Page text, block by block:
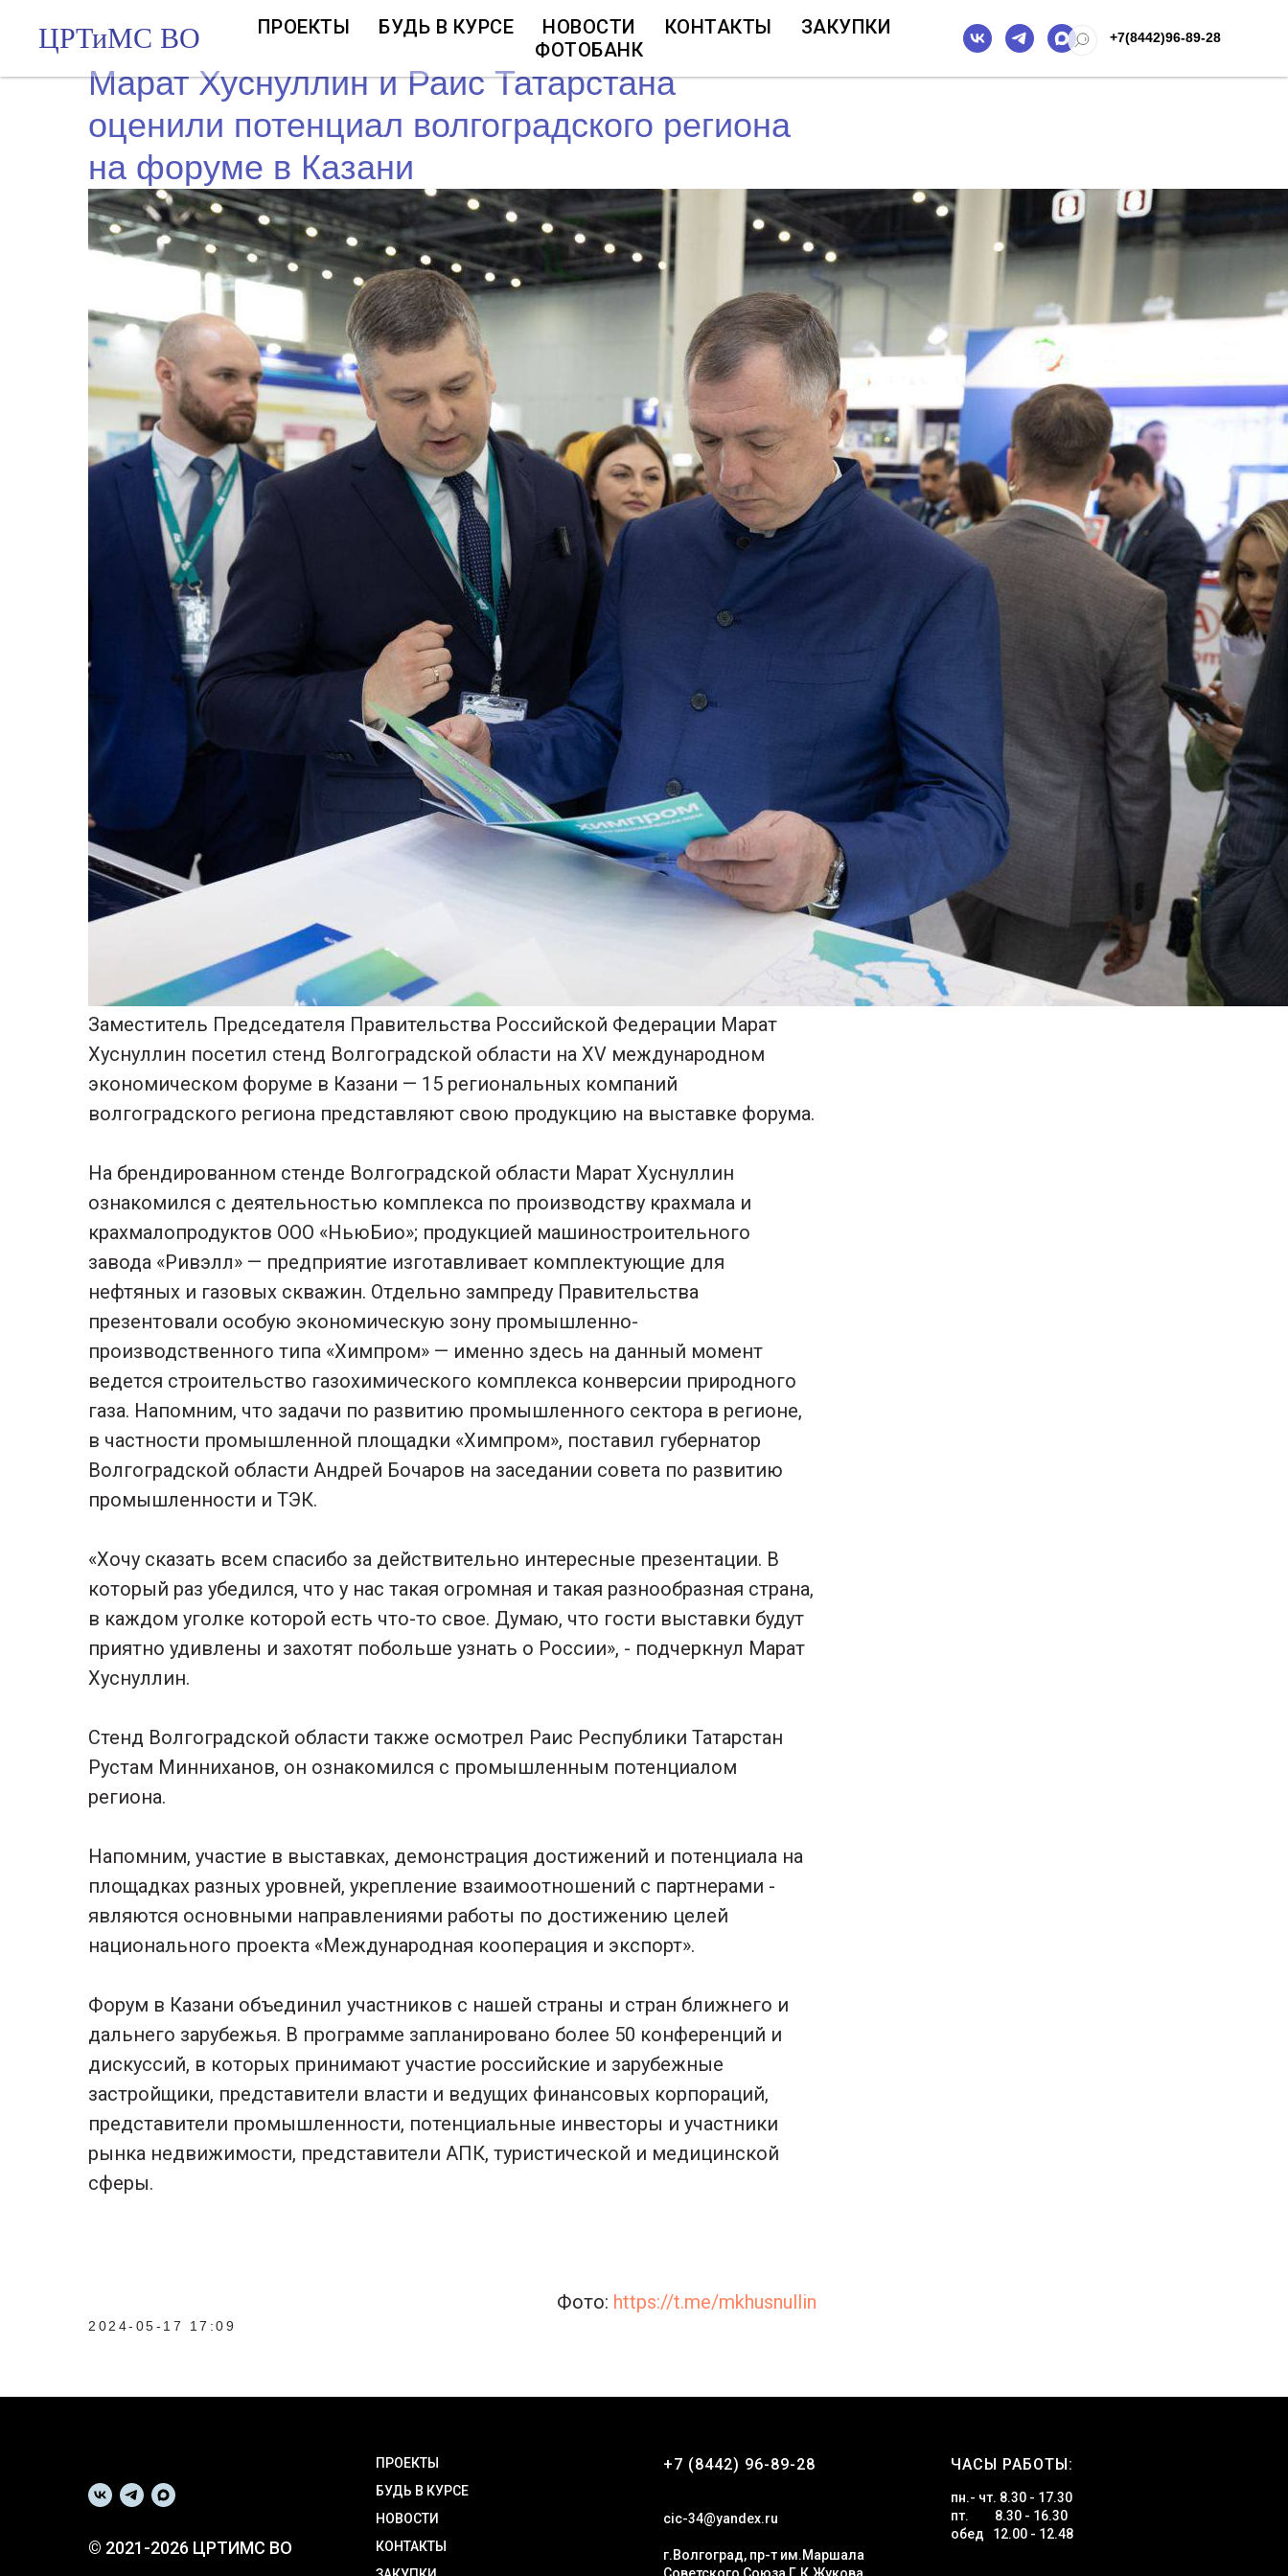
ЦРТиМС ВО ПРОЕКТЫ БУДЬ В КУРСЕ НОВОСТИ КОНТАКТЫ
ЗАКУПКИ
ФОТОБАНК
+7(8442)96-89-28
Марат Хуснуллин и Раис Татарстана
оценили потенциал волгоградского региона
на форуме в Казани
Заместитель Председателя Правительства Российской Федерации Марат
Хуснуллин посетил стенд Волгоградской области на XV международном
экономическом форуме в Казани — 15 региональных компаний
волгоградского региона представляют свою продукцию на выставке форума.
На брендированном стенде Волгоградской области Марат Хуснуллин
ознакомился с деятельностью комплекса по производству крахмала и
крахмалопродуктов ООО «НьюБио»; продукцией машиностроительного
завода «Ривэлл» — предприятие изготавливает комплектующие для
нефтяных и газовых скважин. Отдельно зампреду Правительства
презентовали особую экономическую зону промышленно-
производственного типа «Химпром» — именно здесь на данный момент
ведется строительство газохимического комплекса конверсии природного
газа. Напомним, что задачи по развитию промышленного сектора в регионе,
в частности промышленной площадки «Химпром», поставил губернатор
Волгоградской области Андрей Бочаров на заседании совета по развитию
промышленности и ТЭК.
«Хочу сказать всем спасибо за действительно интересные презентации. В
который раз убедился, что у нас такая огромная и такая разнообразная страна,
в каждом уголке которой есть что-то свое. Думаю, что гости выставки будут
приятно удивлены и захотят побольше узнать о России», - подчеркнул Марат
Хуснуллин.
Стенд Волгоградской области также осмотрел Раис Республики Татарстан
Рустам Минниханов, он ознакомился с промышленным потенциалом
региона.
Напомним, участие в выставках, демонстрация достижений и потенциала на
площадках разных уровней, укрепление взаимоотношений с партнерами -
являются основными направлениями работы по достижению целей
национального проекта «Международная кооперация и экспорт».
Форум в Казани объединил участников с нашей страны и стран ближнего и
дальнего зарубежья. В программе запланировано более 50 конференций и
дискуссий, в которых принимают участие российские и зарубежные
застройщики, представители власти и ведущих финансовых корпораций,
представители промышленности, потенциальные инвесторы и участники
рынка недвижимости, представители АПК, туристической и медицинской
сферы.
Фото: https://t.me/mkhusnullin
2024-05-17 17:09
© 2021-2026 ЦРТИМС ВО
ПРОЕКТЫ
БУДЬ В КУРСЕ
НОВОСТИ
КОНТАКТЫ
+7 (8442) 96-89-28
cic-34@yandex.ru
г.Волгоград, пр-т им.Маршала
ЧАСЫ РАБОТЫ:
пн.- чт. 8.30 - 17.30
пт. 8.30 - 16.30
обед 12.00 - 12.48